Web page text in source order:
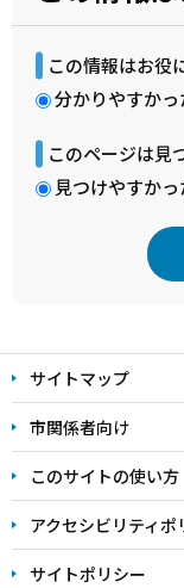
この情報はお役
分かりやすかっ
このページは見
見つけやすかっ
文
こ
こ
ま
で
サイトマップ
市関係者向け
このサイトの使い方
アクセシビリティポ
サイトポリシー